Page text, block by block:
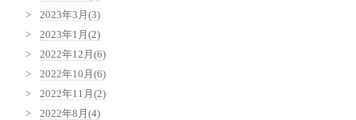
2023年3月(3)
2023年1月(2)
2022年12月(6)
2022年10月(6)
2022年11月(2)
2022年8月(4)